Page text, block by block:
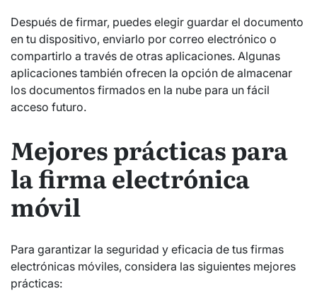
Después de firmar, puedes elegir guardar el documento
en tu dispositivo, enviarlo por correo electrónico o
compartirlo a través de otras aplicaciones. Algunas
aplicaciones también ofrecen la opción de almacenar
los documentos firmados en la nube para un fácil
acceso futuro.
Mejores prácticas para
la firma electrónica
móvil
Para garantizar la seguridad y eficacia de tus firmas
electrónicas móviles, considera las siguientes mejores
prácticas: